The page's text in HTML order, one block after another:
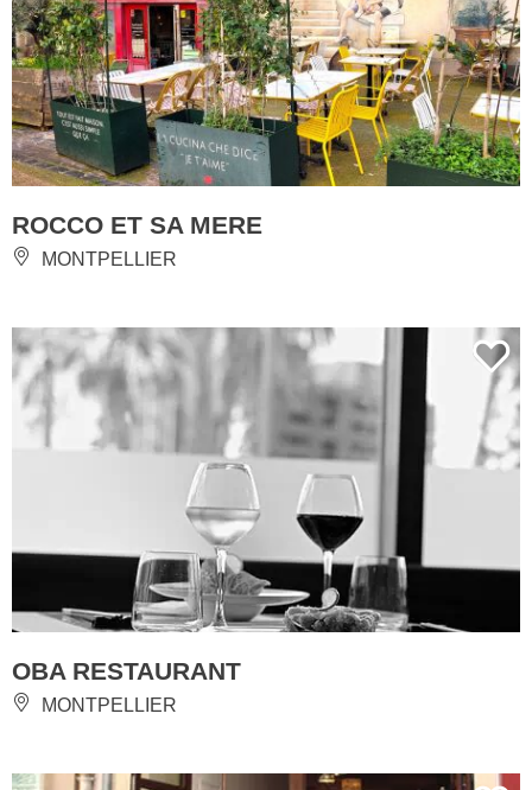
ROCCO ET SA MERE
MONTPELLIER
OBA RESTAURANT
MONTPELLIER